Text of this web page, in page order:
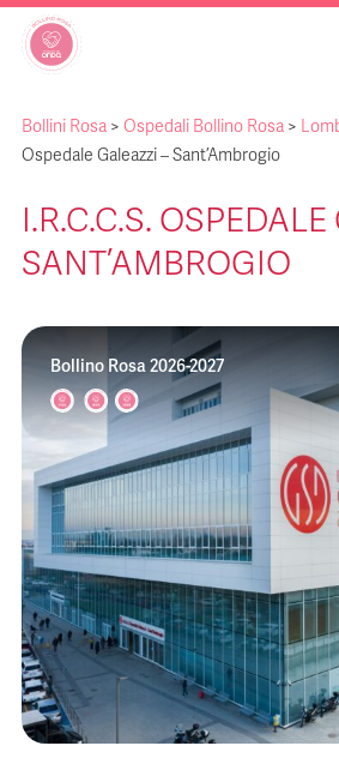
OSPEDALI BOLLINO ROSA
INIZIATIVE
FAQ
CHI SIAMO
Bollini Rosa > Ospedali Bollino Rosa >
Ospedale Galeazzi – Sant’Ambrogio
I.R.C.C.S.
SANT’AMBROGIO
Bollino Rosa 2026-2027